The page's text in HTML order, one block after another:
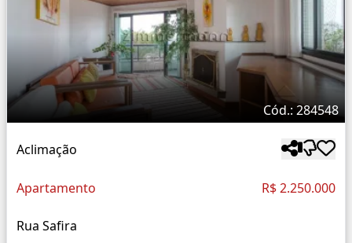
Cód.: 284548
Aclimação
Apartamento R$ 2.250.000
Rua Safira